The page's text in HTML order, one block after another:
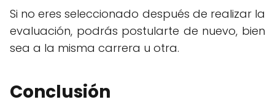
Si no eres seleccionado después de realizar la
evaluación, podrás postularte de nuevo, bien
sea a la misma carrera u otra.
Conclusión